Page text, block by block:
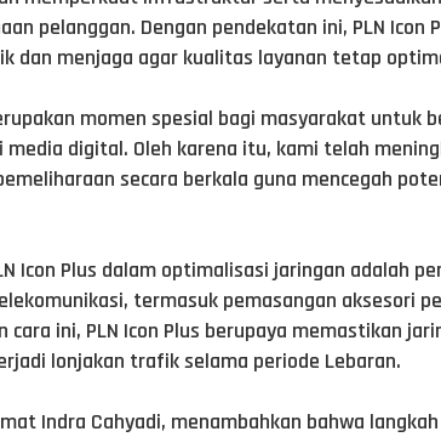
pelanggan. Dengan pendekatan ini, PLN Icon
dan menjaga agar kualitas layanan tetap
momen spesial bagi masyarakat untuk
media digital. Oleh karena itu, kami telah
secara berkala guna mencegah
Icon Plus dalam optimalisasi jaringan adalah
termasuk pemasangan aksesori
ini, PLN Icon Plus berupaya memastikan
lonjakan trafik selama periode Lebaran.
Indra Cahyadi, menambahkan bahwa